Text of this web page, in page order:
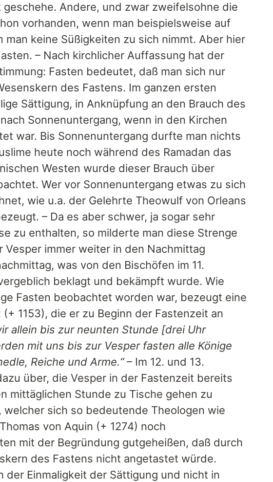
Andere, und zwar zweifelsohne die
vorhanden, wenn man beispielsweise auf
keine Süßigkeiten zu sich nimmt. Aber hier
– Nach kirchlicher Auffassung hat der
Fasten bedeutet, daß man sich nur
des Fastens. Im ganzen ersten
Sättigung, in Anknüpfung an den Brauch des
Sonnenuntergang, wenn in den Kirchen
war. Bis Sonnenuntergang durfte man nichts
heute noch während des Ramadan das
Westen wurde dieser Brauch über
Wer vor Sonnenuntergang etwas zu sich
wie u.a. der Gelehrte Theowulf von Orleans
– Da es aber schwer, ja sogar sehr
zu enthalten, so milderte man diese Strenge
immer weiter in den Nachmittag
was von den Bischöfen im 11.
beklagt und bekämpft wurde. Wie
Fasten beobachtet worden war, bezeugt eine
1153), die er zu Beginn der Fastenzeit an
allein bis zur neunten Stunde [drei Uhr
mit uns bis zur Vesper fasten alle Könige
Reiche und Arme.“– Im 12. und 13.
über, die Vesper in der Fastenzeit bereits
mittäglichen Stunde zu Tische gehen zu
sich so bedeutende Theologen wie
von Aquin (+ 1274) noch
mit der Begründung gutgeheißen, daß durch
des Fastens nicht angetastet würde.
Einmaligkeit der Sättigung und nicht in